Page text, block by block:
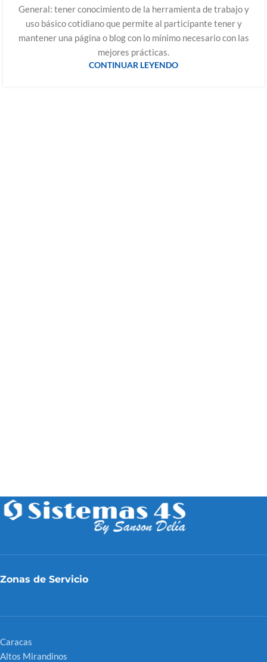
General: tener conocimiento de la herramienta de trabajo y
uso básico cotidiano que permite al participante tener y
mantener una página o blog con lo mínimo necesario con las
mejores prácticas.
CONTINUAR LEYENDO
Zonas de Servicio
Caracas
Altos Mirandinos